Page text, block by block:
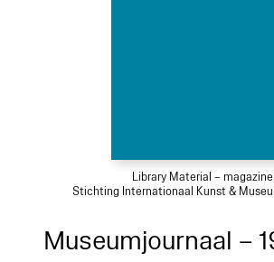
Library Material – magazine
Stichting Internationaal Kunst &
Museumjournaal –